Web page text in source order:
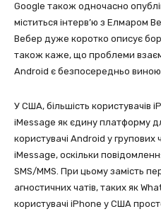
Google також одночасно
міститься інтерв’ю з Елмаром
Вебер дуже коротко описує
також каже, що проблеми
Android є безпосередньо
У США, більшість користувачів
iMessage як єдину платформу
користувачі Android у групових
iMessage, оскільки
SMS/MMS. При цьому замість
агностичних чатів, таких як
користувачі iPhone у США